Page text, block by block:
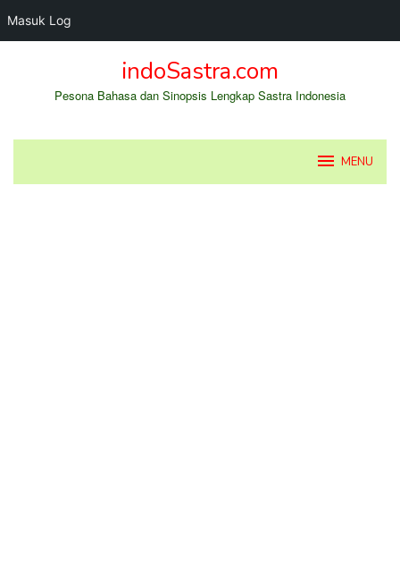
Masuk Log
indoSastra.com
Pesona Bahasa dan Sinopsis Lengkap Sastra Indonesia
MENU